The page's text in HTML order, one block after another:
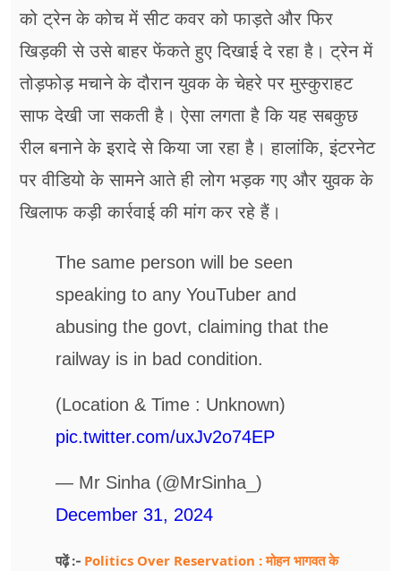
को ट्रेन के कोच में सीट कवर को फाड़ते और फिर
खिड़की से उसे बाहर फेंकते हुए दिखाई दे रहा है। ट्रेन में
तोड़फोड़ मचाने के दौरान युवक के चेहरे पर मुस्कुराहट
साफ देखी जा सकती है। ऐसा लगता है कि यह सबकुछ
रील बनाने के इरादे से किया जा रहा है। हालांकि, इंटरनेट
पर वीडियो के सामने आते ही लोग भड़क गए और युवक के
खिलाफ कड़ी कार्रवाई की मांग कर रहे हैं।
The same person will be seen
speaking to any YouTuber and
abusing the govt, claiming that the
railway is in bad condition.
(Location & Time : Unknown)
pic.twitter.com/uxJv2o74EP
— Mr Sinha (@MrSinha_)
December 31, 2024
पढ़ें :- Politics Over Reservation : मोहन भागवत के